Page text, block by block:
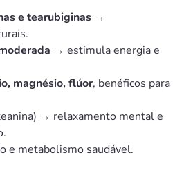
e tearubiginas →
→ estimula energia e
magnésio, flúor, benéficos para
→ relaxamento mental e
e metabolismo saudável.